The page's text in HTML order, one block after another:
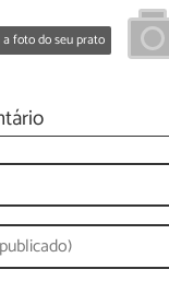
a foto do seu prato